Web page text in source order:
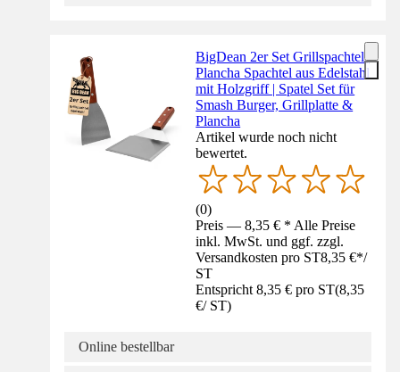
BigDean 2er Set Grillspachtel |
Plancha Spachtel aus Edelstahl
mit Holzgriff | Spatel Set für
Smash Burger, Grillplatte &
Plancha
Artikel wurde noch nicht
bewertet.
(0)
Preis — 8,35 € * Alle Preise
inkl. MwSt. und ggf. zzgl.
Versandkosten pro ST8,35 €*/
ST
Entspricht 8,35 € pro ST(8,35
€/ ST)
Online bestellbar